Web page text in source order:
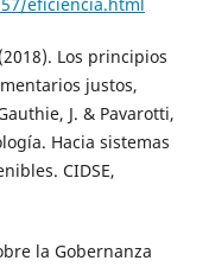
Los principios
justos,
J. & Pavarotti,
Hacia sistemas
CIDSE,
la Gobernanza